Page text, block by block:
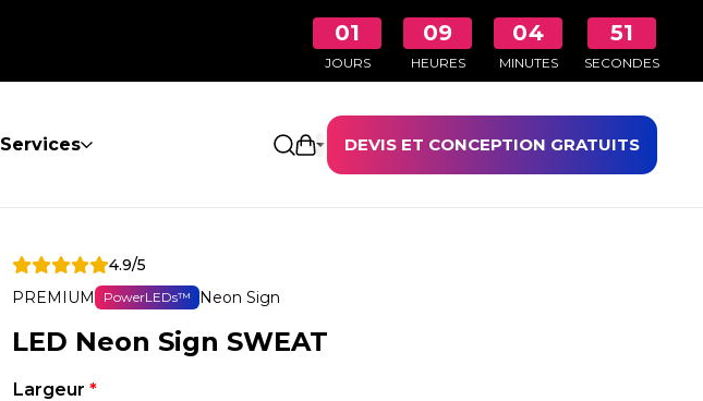
01
JOURS
09
HEURES
04
MINUTES
50
SECONDES
Services Ouvrir le panier
DEVIS ET CONCEPTION GRATUITS
4.9/5
PREMIUM
PowerLEDs™ Neon Sign
LED Neon Sign SWEAT
Largeur *